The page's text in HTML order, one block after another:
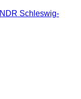
NDR Schleswig-